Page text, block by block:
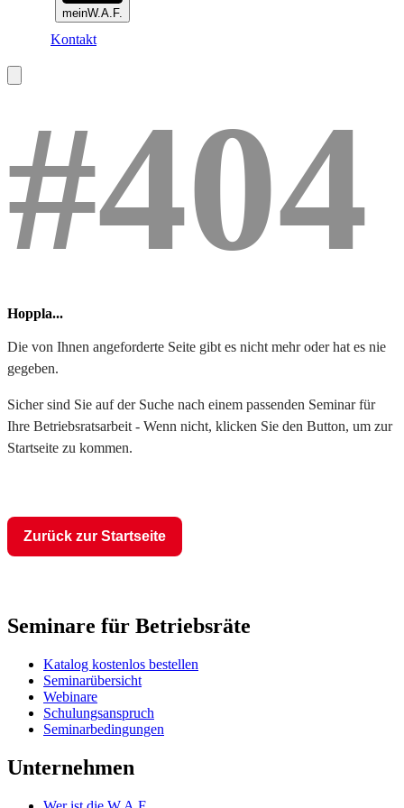
meinW.A.F.
Kontakt
#404
Hoppla...
Die von Ihnen angeforderte Seite gibt es nicht mehr oder hat es nie
gegeben.
Sicher sind Sie auf der Suche nach einem passenden Seminar für
Ihre Betriebsratsarbeit - Wenn nicht, klicken Sie den Button, um zur
Startseite zu kommen.
Zurück zur Startseite
Seminare für Betriebsräte
Katalog kostenlos bestellen
Seminarübersicht
Webinare
Schulungsanspruch
Seminarbedingungen
Unternehmen